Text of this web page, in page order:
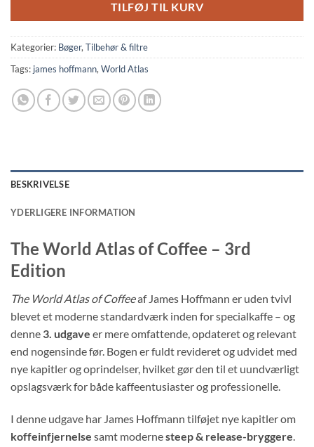
TILFØJ TIL KURV
Kategorier: Bøger, Tilbehør & filtre
Tags: james hoffmann, World Atlas
BESKRIVELSE
YDERLIGERE INFORMATION
The World Atlas of Coffee – 3rd
Edition
The World Atlas of Coffeeaf James Hoffmann er uden tvivl
blevet et moderne standardværk inden for specialkaffe – og
denne 3. udgave er mere omfattende, opdateret og relevant
end nogensinde før. Bogen er fuldt revideret og udvidet med
nye kapitler og oprindelser, hvilket gør den til et uundværligt
opslagsværk for både kaffeentusiaster og professionelle.
I denne udgave har James Hoffmann tilføjet nye kapitler om
koffeinfjernelse samt modernesteep & release-bryggere